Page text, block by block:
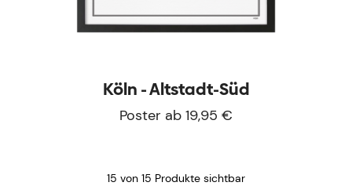
Köln - Altstadt-Süd
Poster ab 19,95 €
15 von 15 Produkte sichtbar